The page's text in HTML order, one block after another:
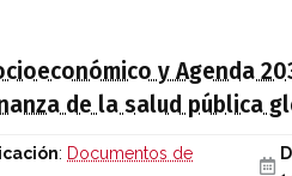
y Agenda
de la salud pública
: Documentos de